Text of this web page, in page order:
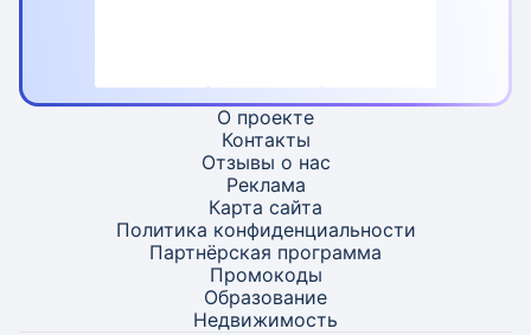
О проекте
Контакты
Отзывы о нас
Реклама
Карта сайта
Политика конфиденциальности
Партнёрская программа
Промокоды
Образование
Недвижимость